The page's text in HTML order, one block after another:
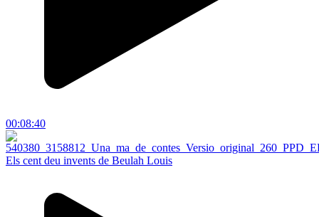
00:08:40
Els cent deu invents de Beulah Louis